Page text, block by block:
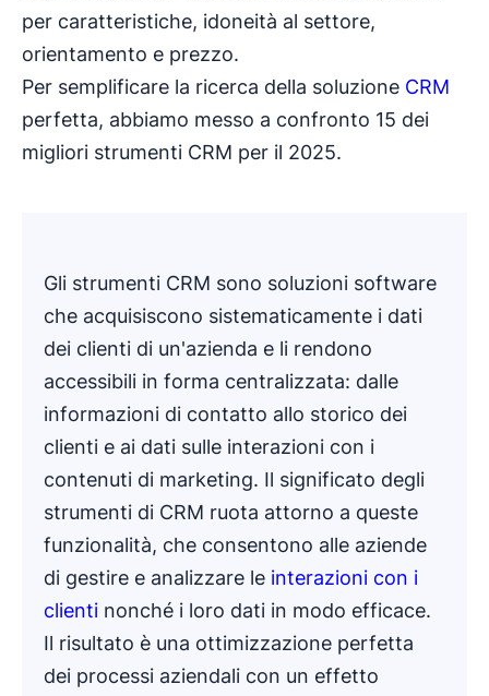
per caratteristiche, idoneità al settore,
orientamento e prezzo.
Per semplificare la ricerca della soluzione CRM
perfetta, abbiamo messo a confronto 15 dei
migliori strumenti CRM per il 2025.
Gli strumenti CRM sono soluzioni software
che acquisiscono sistematicamente i dati
dei clienti di un'azienda e li rendono
accessibili in forma centralizzata: dalle
informazioni di contatto allo storico dei
clienti e ai dati sulle interazioni con i
contenuti di marketing. Il significato degli
strumenti di CRM ruota attorno a queste
funzionalità, che consentono alle aziende
di gestire e analizzare le interazioni con i
clienti nonché i loro dati in modo efficace.
Il risultato è una ottimizzazione perfetta
dei processi aziendali con un effetto